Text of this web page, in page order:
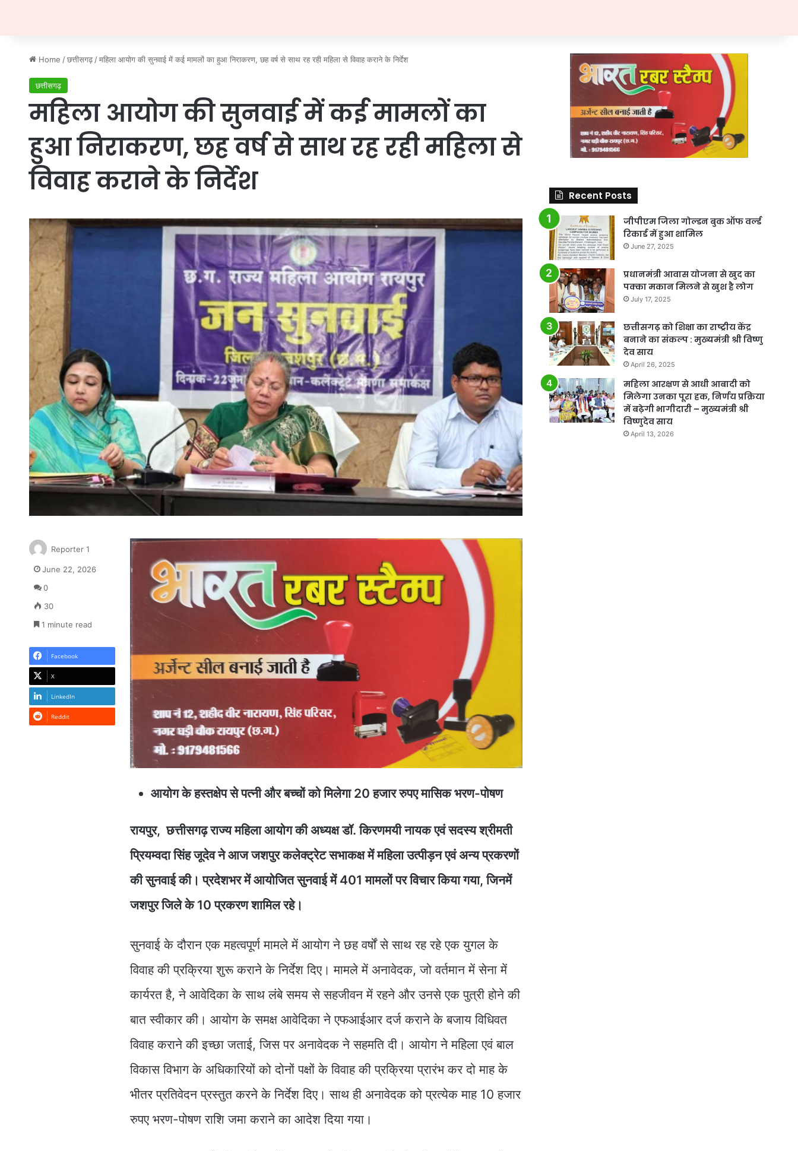
Home / छत्तीसगढ़ / महिला आयोग की सुनवाई में कई मामलों का हुआ निराकरण, छह वर्ष से साथ रह रही महिला से विवाह कराने के निर्देश
छत्तीसगढ़
महिला आयोग की सुनवाई में कई मामलों का
हुआ निराकरण, छह वर्ष से साथ रह रही महिला से
विवाह कराने के निर्देश
आयोग के हस्तक्षेप से पत्नी और बच्चों को मिलेगा 20 हजार रुपए मासिक भरण-पोषण
रायपुर, छत्तीसगढ़ राज्य महिला आयोग की अध्यक्ष डॉ. किरणमयी नायक एवं सदस्य श्रीमती
प्रियम्वदा सिंह जूदेव ने आज जशपुर कलेक्ट्रेट सभाकक्ष में महिला उत्पीड़न एवं अन्य प्रकरणों
की सुनवाई की। प्रदेशभर में आयोजित सुनवाई में 401 मामलों पर विचार किया गया, जिनमें
जशपुर जिले के 10 प्रकरण शामिल रहे।
सुनवाई के दौरान एक महत्वपूर्ण मामले में आयोग ने छह वर्षों से साथ रह रहे एक युगल के
विवाह की प्रक्रिया शुरू कराने के निर्देश दिए। मामले में अनावेदक, जो वर्तमान में सेना में
कार्यरत है, ने आवेदिका के साथ लंबे समय से सहजीवन में रहने और उनसे एक पुत्री होने की
बात स्वीकार की। आयोग के समक्ष आवेदिका ने एफआईआर दर्ज कराने के बजाय विधिवत
विवाह कराने की इच्छा जताई, जिस पर अनावेदक ने सहमति दी। आयोग ने महिला एवं बाल
विकास विभाग के अधिकारियों को दोनों पक्षों के विवाह की प्रक्रिया प्रारंभ कर दो माह के
भीतर प्रतिवेदन प्रस्तुत करने के निर्देश दिए। साथ ही अनावेदक को प्रत्येक माह 10 हजार
रुपए भरण-पोषण राशि जमा कराने का आदेश दिया गया।
Reporter 1
June 22, 2026
0
30
1 minute read
Facebook
X
LinkedIn
Reddit
Recent Posts
जीपीएम जिला गोल्डन बुक ऑफ वर्ल्ड
रिकार्ड में हुआ शामिल
June 27, 2025
प्रधानमंत्री आवास योजना से खुद का
पक्का मकान मिलने से खुश है लोग
July 17, 2025
छत्तीसगढ़ को शिक्षा का राष्ट्रीय केंद्र
बनाने का संकल्प : मुख्यमंत्री श्री विष्णु
देव साय
April 26, 2025
महिला आरक्षण से आधी आबादी को
मिलेगा उनका पूरा हक, निर्णय प्रक्रिया
में बढ़ेगी भागीदारी – मुख्यमंत्री श्री
विष्णुदेव साय
April 13, 2026